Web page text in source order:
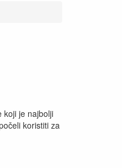
koji je najbolji
koristiti za